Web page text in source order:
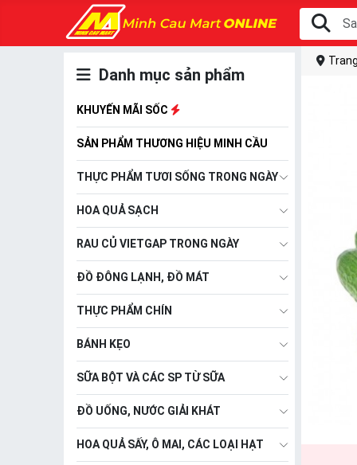
Danh mục sản phẩm
KHUYẾN MÃI SỐC
SẢN PHẨM THƯƠNG HIỆU MINH CẦU
THỰC PHẨM TƯƠI SỐNG TRONG NGÀY
HOA QUẢ SẠCH
RAU CỦ VIETGAP TRONG NGÀY
ĐỒ ĐÔNG LẠNH, ĐỒ MÁT
THỰC PHẨM CHÍN
BÁNH KẸO
SỮA BỘT VÀ CÁC SP TỪ SỮA
ĐỒ UỐNG, NƯỚC GIẢI KHÁT
HOA QUẢ SẤY, Ô MAI, CÁC LOẠI HẠT